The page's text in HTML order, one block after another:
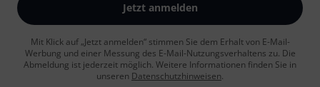
Jetzt anmelden
Mit Klick auf „Jetzt anmelden“ stimmen Sie dem Erhalt von E-Mail-
Werbung und einer Messung des E-Mail-Nutzungsverhaltens zu. Die
Abmeldung ist jederzeit möglich. Weitere Informationen finden Sie in
unseren Datenschutzhinweisen.